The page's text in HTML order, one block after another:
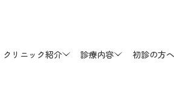
クリニック紹介 診療内容 初診の方へ